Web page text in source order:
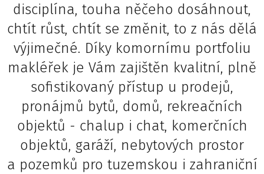
disciplína, touha něčeho dosáhnout,
chtít růst, chtít se změnit, to z nás dělá
výjimečné. Díky komornímu portfoliu
makléřek je Vám zajištěn kvalitní, plně
sofistikovaný přístup u prodejů,
pronájmů bytů, domů, rekreačních
objektů - chalup i chat, komerčních
objektů, garáží, nebytových prostor
a pozemků pro tuzemskou i zahraniční